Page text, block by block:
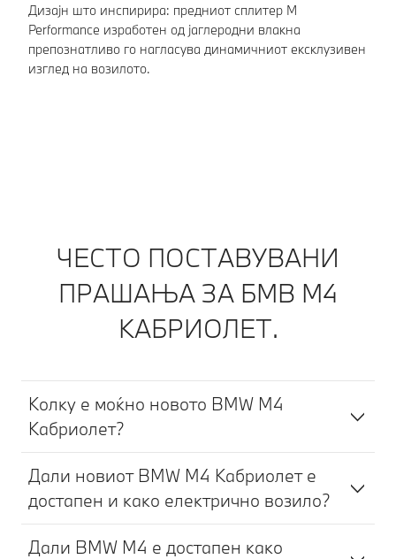
Дизајн што инспирира: предниот сплитер M
Performance изработен од јаглеродни влакна
препознатливо го нагласува динамичниот ексклузивен
изглед на возилото.
ЧЕСТО ПОСТАВУВАНИ
ПРАШАЊА ЗА БМВ М4
КАБРИОЛЕТ.
Колку е моќно новото BMW M4
Кабриолет?
Дали новиот BMW M4 Кабриолет е
достапен и како електрично возило?
Дали BMW M4 е достапен како